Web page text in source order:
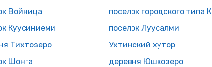
Войница
Куусиниеми
поселок Луусалми
Тихтозеро
Ухтинский хутор
Шонга деревня Юшкозеро